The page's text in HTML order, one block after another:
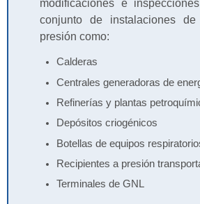
modificaciones e
conjunto de instalaciones
presión como:
Calderas
Centrales generadoras de
Refinerías y plantas
Depósitos criogénicos
Botellas de equipos
Recipientes a presión
Terminales de GNL